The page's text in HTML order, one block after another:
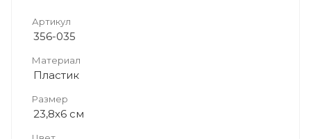
Артикул
356-035
Материал
Пластик
Размер
23,8х6 см